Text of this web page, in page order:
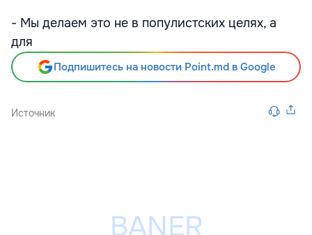
- Мы делаем это не в популистских целях, а
для
Подпишитесь на новости Point.md в Google
Источник